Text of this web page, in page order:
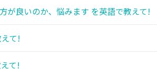
が良いのか、悩みます を英語で教えて!
て!
て!